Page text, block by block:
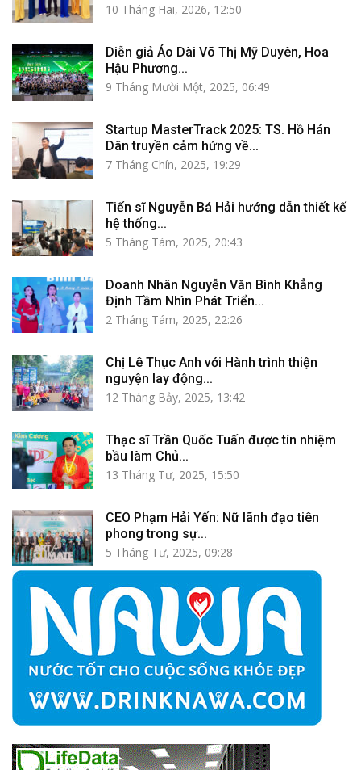
10 Tháng Hai, 2026, 12:50
Diễn giả Áo Dài Võ Thị Mỹ Duyên, Hoa
Hậu Phương...
9 Tháng Mười Một, 2025, 06:49
Startup MasterTrack 2025: TS. Hồ Hán
Dân truyền cảm hứng về...
7 Tháng Chín, 2025, 19:29
Tiến sĩ Nguyễn Bá Hải hướng dẫn thiết kế
hệ thống...
5 Tháng Tám, 2025, 20:43
Doanh Nhân Nguyễn Văn Bình Khẳng
Định Tầm Nhìn Phát Triển...
2 Tháng Tám, 2025, 22:26
Chị Lê Thục Anh với Hành trình thiện
nguyện lay động...
12 Tháng Bảy, 2025, 13:42
Thạc sĩ Trần Quốc Tuấn được tín nhiệm
bầu làm Chủ...
13 Tháng Tư, 2025, 15:50
CEO Phạm Hải Yến: Nữ lãnh đạo tiên
phong trong sự...
5 Tháng Tư, 2025, 09:28